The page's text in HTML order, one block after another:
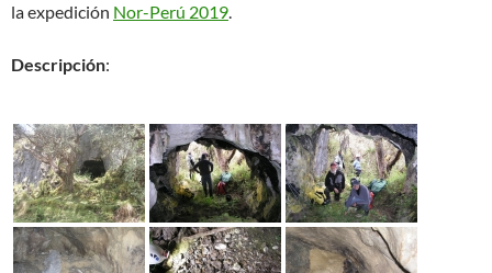
la expedición Nor-Perú 2019.
Descripción: